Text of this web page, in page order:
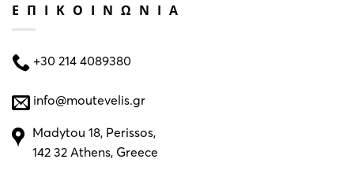
ΕΠΙΚΟΙΝΩΝΙΑ
+30 214 4089380
info@moutevelis.gr
Madytou 18, Perissos,
142 32 Athens, Greece